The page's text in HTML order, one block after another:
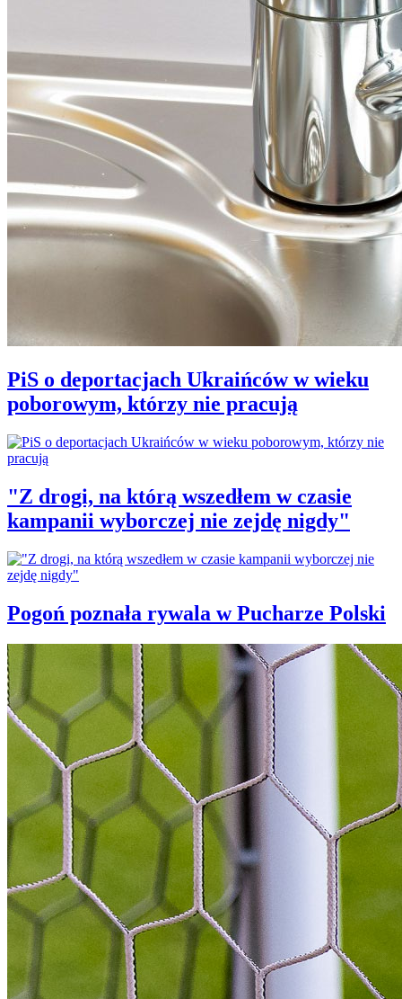
PiS o deportacjach Ukraińców w wieku
poborowym, którzy nie pracują
"Z drogi, na którą wszedłem w czasie
kampanii wyborczej nie zejdę nigdy"
Pogoń poznała rywala w Pucharze Polski